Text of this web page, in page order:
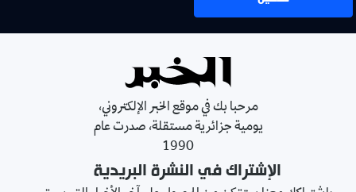
مرحبا بك في موقع الخبر الإلكتروني،
يومية جزائرية مستقلة، صدرت عام
1990
الإشتراك في النشرة البريدية